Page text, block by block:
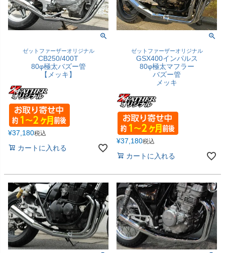
ゼットファーザーオリジナル
CB250/400T
80φ極太バズー管
【メッキ】
¥37,180税込
カートに入れる
ゼットファーザーオリジナル
GSX400インパルス
80φ極太マフラー
バズー管
メッキ
¥37,180税込
カートに入れる